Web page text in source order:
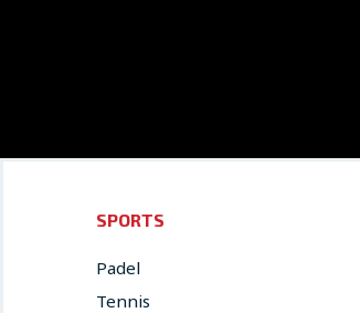
SPORTS
Padel
Tennis